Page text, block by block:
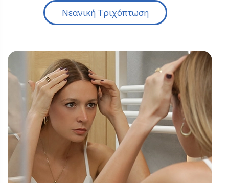
Νεανική Τριχόπτωση